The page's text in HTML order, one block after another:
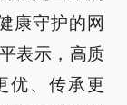
康守护的网
表示，高质
优、传承更